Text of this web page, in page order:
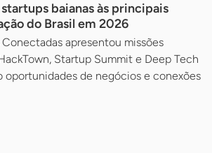
baianas às principais
do Brasil em 2026
apresentou missões
Startup Summit e Deep Tech
oportunidades de negócios e conexões